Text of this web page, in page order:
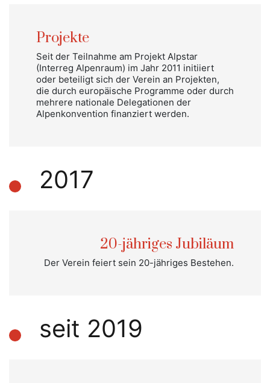
Projekte
Seit der Teilnahme am Projekt Alpstar
(Interreg Alpenraum) im Jahr 2011 initiiert
oder beteiligt sich der Verein an Projekten,
die durch europäische Programme oder durch
mehrere nationale Delegationen der
Alpenkonvention finanziert werden.
20-jähriges Jubiläum
Der Verein feiert sein 20-jähriges Bestehen.
2017
seit 2019